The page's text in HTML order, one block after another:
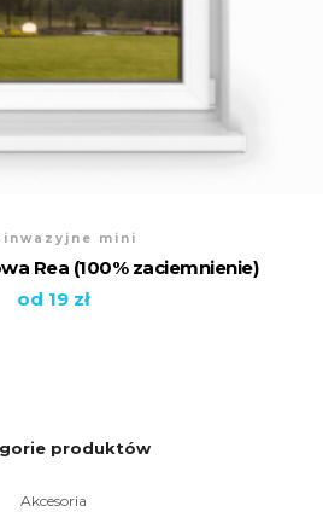
mini
Rea (100% zaciemnienie)
od 19 zł
produktów
Akcesoria